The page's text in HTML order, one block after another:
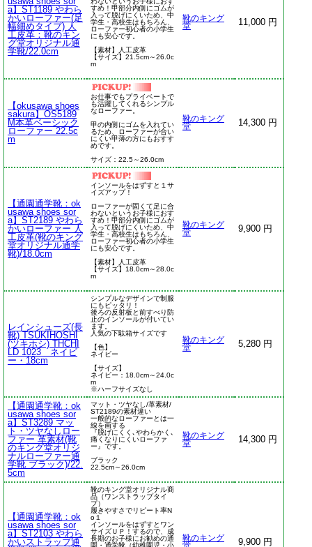
a】ST1189 やわら
かいローファー(足
幅細めタイプ) 人
工皮革：靴のキン
グ堂オリジナル通
学靴/22.0cm
すめ！甲部分内側にゴムが
入って脱げにくいため、中
学生・高校生はもちろん、
ローファー初心者の小学生
にも安心です。
【素材】人工皮革
【サイズ】21.5cm～26.0c
m
靴のキング
堂
11,000 円
【okusawa shoes
sakura】OS5189
M本革ベーシック
ローファー 22.5c
m
お仕事でもプライベートで
も活躍してくれるシンプル
なローファー。
甲の内側にゴムを入れてい
るため、ローファーが合い
にくい甲薄の方にもおすす
めです。
サイズ：22.5～26.0cm
靴のキング
堂
14,300 円
【通園通学靴：ok
usawa shoes sor
a】ST2189 やわら
かいローファー 人
工皮革(靴のキング
堂オリジナル通学
靴)/18.0cm
インソールをはずすと１サ
イズアップ！
ローファーが固くて足に合
わないというお子様におす
すめ！甲部分内側にゴムが
入って脱げにくいため、中
学生・高校生はもちろん、
ローファー初心者の小学生
にも安心です。
【素材】人工皮革
【サイズ】18.0cm～28.0c
m
靴のキング
堂
9,900 円
レインシューズ(長
靴) TSUKIHOSHI
(ツキホシ) THCHI
LD 1023 ネイビ
ー・18cm
シンプルなデザインで制服
にもピッタリ！
後ろの反射板と前すべり防
止のインソールが付いてい
ます。
人気の下駄箱サイズです
【色】
ネイビー
【サイズ】
ネイビー：18.0cm～24.0c
m
※ハーフサイズなし
靴のキング
堂
5,280 円
【通園通学靴：ok
usawa shoes sor
a】ST3289 マッ
ト・ツヤなしロー
ファー 革素材(靴
のキング堂オリジ
ナルローファー通
学靴 ブラック)/22.
5cm
マット・ツヤなし/革素材/
ST2189の素材違い
一般的なローファーとは一
線を画する
『脱げにくく､やわらかく､
痛くなりにくいローファ
ー』です。
ブラック
22.5cm～26.0cm
靴のキング
堂
14,300 円
【通園通学靴：ok
usawa shoes sor
a】ST2103 やわら
かいストラップ通
靴のキング堂オリジナル商
品（ワンストラップタイ
プ）
履きやすさでリピート率N
o１
インソールをはずすとワン
サイズＵＰ！するので、成
長期のお子様にお勧めの通
園・通学靴（幼稚園児・小
靴のキング
9,900 円